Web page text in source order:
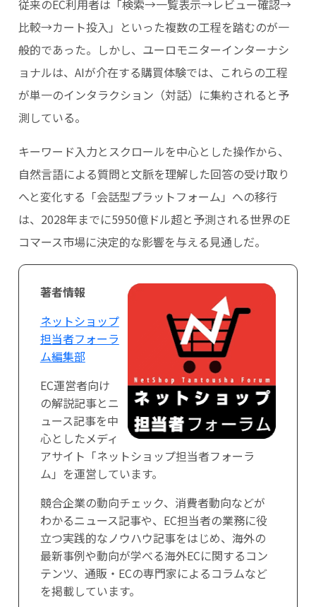
従来のEC利用者は「検索→一覧表示→レビュー確認→
比較→カート投入」といった複数の工程を踏むのが一
般的であった。しかし、ユーロモニターインターナシ
ョナルは、AIが介在する購買体験では、これらの工程
が単一のインタラクション（対話）に集約されると予
測している。
キーワード入力とスクロールを中心とした操作から、
自然言語による質問と文脈を理解した回答の受け取り
へと変化する「会話型プラットフォーム」への移行
は、2028年までに5950億ドル超と予測される世界のE
コマース市場に決定的な影響を与える見通しだ。
著者情報
ネットショップ
担当者フォーラ
ム編集部
EC運営者向け
の解説記事とニ
ュース記事を中
心としたメディ
アサイト「ネットショップ担当者フォーラ
ム」を運営しています。
競合企業の動向チェック、消費者動向などが
わかるニュース記事や、EC担当者の業務に役
立つ実践的なノウハウ記事をはじめ、海外の
最新事例や動向が学べる海外ECに関するコン
テンツ、通販・ECの専門家によるコラムなど
を掲載しています。